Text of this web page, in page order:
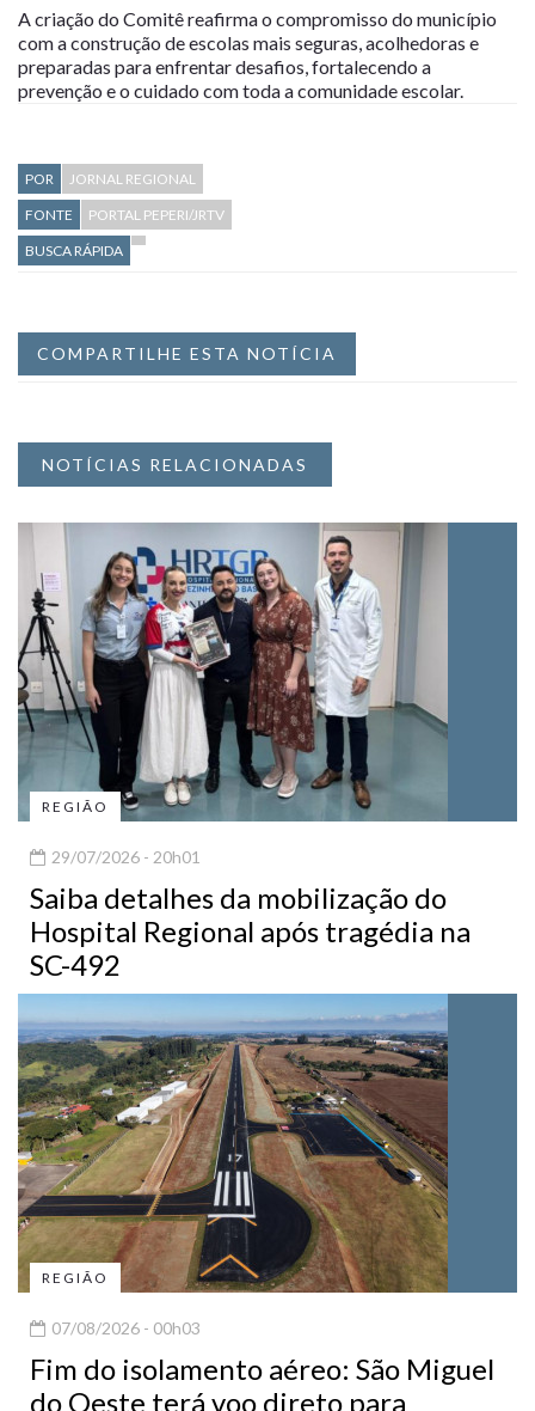
A criação do Comitê reafirma o compromisso do município
com a construção de escolas mais seguras, acolhedoras e
preparadas para enfrentar desafios, fortalecendo a
prevenção e o cuidado com toda a comunidade escolar.
POR
JORNAL REGIONAL
FONTE
PORTAL PEPERI/JRTV
BUSCA RÁPIDA
COMPARTILHE ESTA NOTÍCIA
NOTÍCIAS RELACIONADAS
REGIÃO
29/07/2026 - 20h01
Saiba detalhes da mobilização do
Hospital Regional após tragédia na
SC-492
REGIÃO
07/08/2026 - 00h03
Fim do isolamento aéreo: São Miguel
do Oeste terá voo direto para